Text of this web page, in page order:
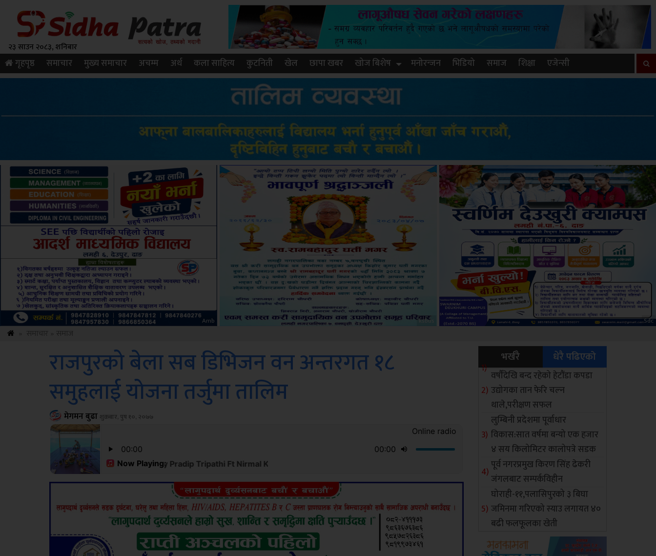
२३ साउन २०८३, शनिबार
गृहपृष्ठ समाचार मुख्य समाचार अचम्म अर्थ कला साहित्य कुटनिती खेल छापा खबर खोज बिशेष मनोरन्जन भिडियो समाज शिक्षा एजेन्सी
ksbus Sdc Amb
राजपुरको बेला सब डिभिजन वन अन्तरगत १८
समुहलाई योजना तर्जुमा तालिम
मेगमन बुढा शुक्रबार, पुष १०, २०७७
भर्खरै धेरै पढिएको
वर्षौंदेखि बन्द रहेको हेटौंडा कपडा
उद्योगका तान फेरि चल्न
थाले,परीक्षण सफल
लुम्बिनी प्रदेशमा पूर्वाधार
विकास:सात वर्षमा बन्यो एक हजार
४ सय किलोमिटर कालोपत्रे सडक
पूर्व नगरप्रमुख किरण सिंह ढेकरी
जंगलबाट सम्पर्कविहीन
घोराही-११,पलासिपुरको ३ बिघा
जमिनमा गरिएको स्याउ लगायत ४०
बढी फलफूलका खेती